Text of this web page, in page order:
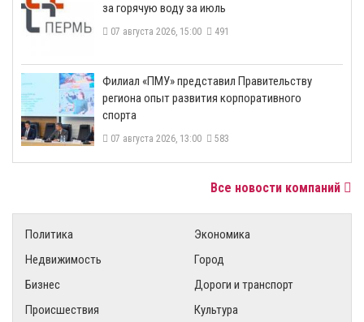
за горячую воду за июль
07 августа 2026, 15:00 491
​Филиал «ПМУ» представил Правительству
региона опыт развития корпоративного
спорта
07 августа 2026, 13:00 583
Все новости компаний
Политика
Экономика
Недвижимость
Город
Бизнес
Дороги и транспорт
Происшествия
Культура